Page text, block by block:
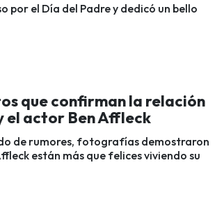
por el Día del Padre y dedicó un bello
que confirman la relación
el actor Ben Affleck
de rumores, fotografías demostraron
están más que felices viviendo su